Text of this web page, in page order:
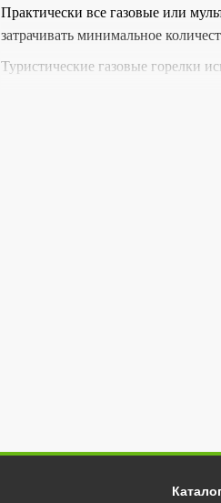
Практически все газовые или
затрачивать минимальное
Туристические газовые горелки